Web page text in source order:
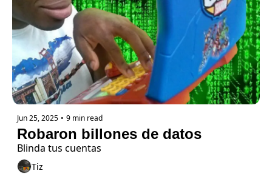
Jun 25, 2025 • 9 min read
Robaron billones de datos
Blinda tus cuentas
Tiz